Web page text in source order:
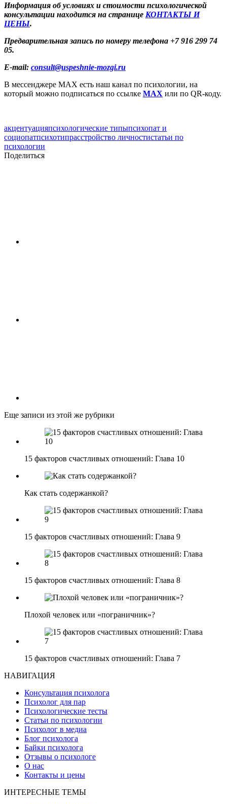
Информация об условиях и стоимости психологической
консультации находится на странице КОНТАКТЫ И
ЦЕНЫ.
Предварительная запись по номеру телефона +7 916 299 74
05.
E-mail: consult@uspeshnie-mozgi.ru
В мессенджере MAX есть наш канал по психологии, на
который можно подписаться по ссылке MAX или по QR-коду.
акцентуацияпсихологические типыпсихопат и
социопатпсихотипрасстройство личностистатьи по
психологии
Поделиться
Еще записи из этой же рубрики
15 факторов счастливых отношений: Глава 10
Как стать содержанкой?
15 факторов счастливых отношений: Глава 9
15 факторов счастливых отношений: Глава 8
Плохой человек или «пограничник»?
15 факторов счастливых отношений: Глава 7
НАВИГАЦИЯ
Консультация психолога
Психолог для пар
Психологические тесты
Статьи по психологии
Психолог в медиа
Блог психолога
Байки психолога
Отзывы о психологе
О нас
Контакты и цены
ИНТЕРЕСНЫЕ ТЕМЫ